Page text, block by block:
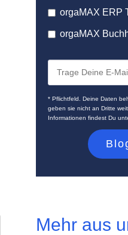
orgaMAX ERP
orgaMAX
* Pflichtfeld. Deine Daten
geben sie nicht an Dritte
Informationen findest Du
Mehr aus